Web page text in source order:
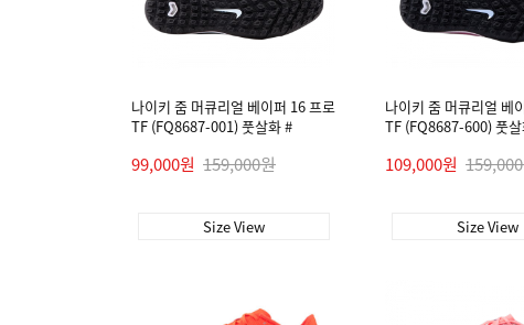
나이키 줌 머큐리얼 베이퍼 16 프로
TF (FQ8687-001) 풋살화 #
99,000원 159,000원
Size View
나이키 줌 머큐리얼 베
TF (FQ8687-600) 풋
109,000원
Size View